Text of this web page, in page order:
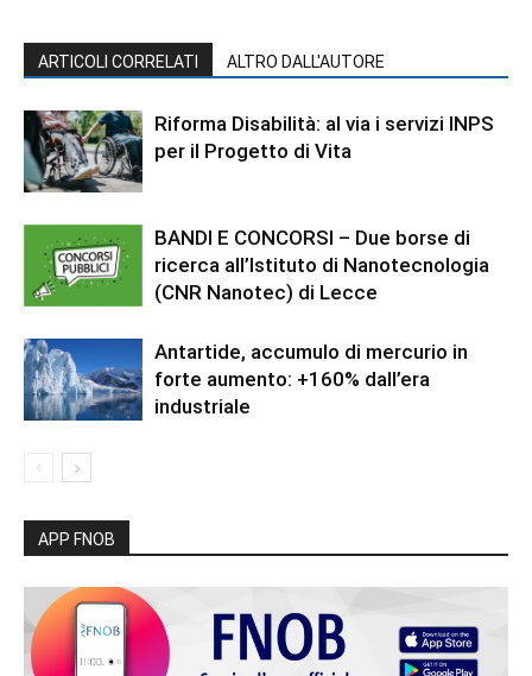
ARTICOLI CORRELATI ALTRO DALL'AUTORE
Riforma Disabilità: al via i servizi INPS
per il Progetto di Vita
BANDI E CONCORSI – Due borse di
ricerca all’Istituto di Nanotecnologia
(CNR Nanotec) di Lecce
Antartide, accumulo di mercurio in
forte aumento: +160% dall’era
industriale
APP FNOB